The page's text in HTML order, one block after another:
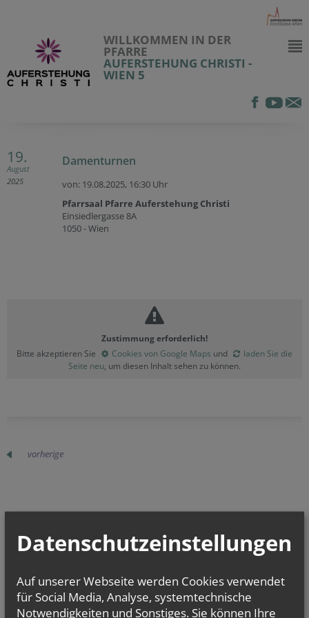
WILLKOMMEN IN DER
PFARRE
AUFERSTEHUNG CHRISTI -
WIEN 5
19.
August
2025
Damenturnen
von: 19.08.2025, 16:30 Uhr
Pfarrsaal Pfarre Auferstehung Christi
Einsiedlergasse 8A
1050 - Wien
Zustimmung erforderlich!
Bitte akzeptieren Sie
Cookies von Google Maps und
laden Sie die
Seite neu, um diesen Inhalt sehen zu können.
vorherige
TERMINE
Di.., 06. Oktober 2026 17:00
Offene Tankstelle für die Seele
Datenschutzeinstellungen
Auf unserer Webseite werden Cookies verwendet
für Social Media, Analyse, systemtechnische
Notwendigkeiten und Sonstiges. Sie können Ihre